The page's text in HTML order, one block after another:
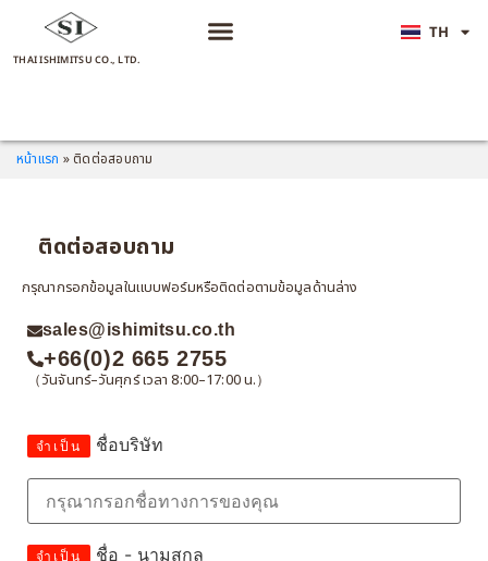
THAI ISHIMITSU CO., LTD.
TH
JA
หน้าแรก » ติดต่อสอบถาม
ติดต่อสอบถาม
กรุณากรอกข้อมูลในแบบฟอร์มหรือติดต่อตามข้อมูลด้านล่าง
sales@ishimitsu.co.th
+66(0)2 665 2755
（วันจันทร์–วันศุกร์ เวลา 8:00–17:00 น.）
จำเป็น ชื่อบริษัท
จำเป็น ชื่อ - นามสกุล